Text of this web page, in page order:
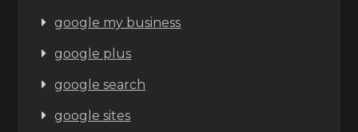
google my business
google plus
google search
google sites